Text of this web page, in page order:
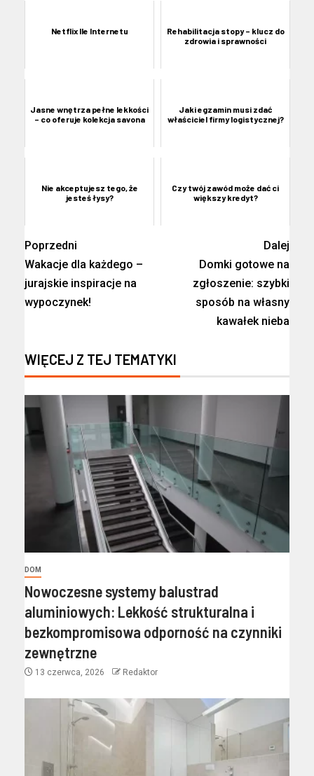
Netflix Ile Internetu
Rehabilitacja stopy – klucz do
zdrowia i sprawności
Jasne wnętrza pełne lekkości
– co oferuje kolekcja savona
Jaki egzamin musi zdać
właściciel firmy logistycznej?
Nie akceptujesz tego, że
jesteś łysy?
Czy twój zawód może dać ci
większy kredyt?
Poprzedni
Wakacje dla każdego –
jurajskie inspiracje na
wypoczynek!
Dalej
Domki gotowe na
zgłoszenie: szybki
sposób na własny
kawałek nieba
WIĘCEJ Z TEJ TEMATYKI
DOM
Nowoczesne systemy balustrad
aluminiowych: Lekkość strukturalna i
bezkompromisowa odporność na czynniki
zewnętrzne
13 czerwca, 2026 Redaktor